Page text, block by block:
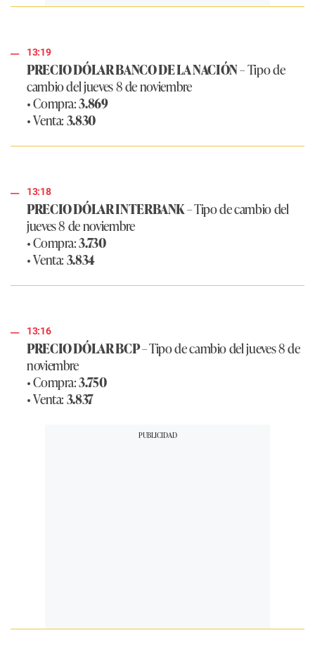
13:19
PRECIO DÓLAR BANCO DE LA NACIÓN– Tipo de
cambio del jueves 8 de noviembre
• Compra:3.869
• Venta:3.830
13:18
PRECIO DÓLAR INTERBANK– Tipo de cambio del
jueves 8 de noviembre
• Compra:3.730
• Venta:3.834
13:16
PRECIO DÓLAR BCP– Tipo de cambio del jueves 8 de
noviembre
• Compra:3.750
• Venta:3.837